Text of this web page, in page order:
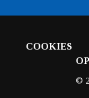
COOKIES
©